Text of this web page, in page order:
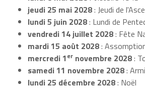
jeudi 25 mai 2028: Jeudi de
lundi 5 juin 2028: Lundi de
vendredi 14 juillet 2028: Fête
mardi 15 août 2028:
mercredi 1er novembre 2028:
samedi 11 novembre 2028:
lundi 25 décembre 2028: Noël